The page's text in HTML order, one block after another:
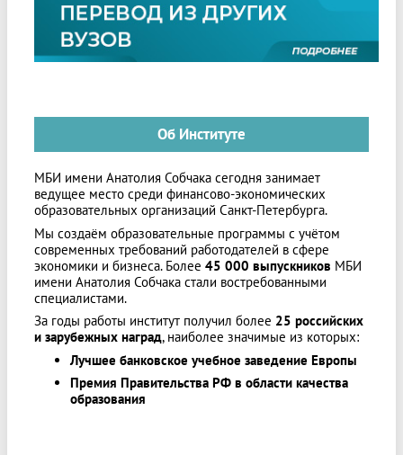
Об Институте
МБИ имени Анатолия Собчака сегодня занимает
ведущее место среди финансово-экономических
образовательных организаций Санкт-Петербурга.
Мы создаём образовательные программы с учётом
современных требований работодателей в сфере
экономики и бизнеса. Более 45 000 выпускников МБИ
имени Анатолия Собчака стали востребованными
специалистами.
За годы работы институт получил более 25 российских
и зарубежных наград, наиболее значимые из которых:
Лучшее банковское учебное заведение Европы
Премия Правительства РФ в области качества
образования